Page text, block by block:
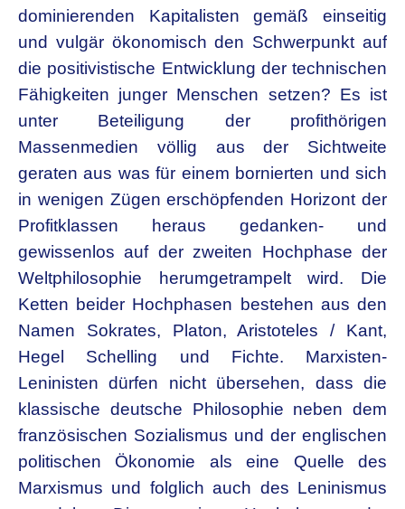
dominierenden Kapitalisten gemäß einseitig
und vulgär ökonomisch den Schwerpunkt auf
die positivistische Entwicklung der technischen
Fähigkeiten junger Menschen setzen? Es ist
unter Beteiligung der profithörigen
Massenmedien völlig aus der Sichtweite
geraten aus was für einem bornierten und sich
in wenigen Zügen erschöpfenden Horizont der
Profitklassen heraus gedanken- und
gewissenlos auf der zweiten Hochphase der
Weltphilosophie herumgetrampelt wird. Die
Ketten beider Hochphasen bestehen aus den
Namen Sokrates, Platon, Aristoteles / Kant,
Hegel Schelling und Fichte. Marxisten-
Leninisten dürfen nicht übersehen, dass die
klassische deutsche Philosophie neben dem
französischen Sozialismus und der englischen
politischen Ökonomie als eine Quelle des
Marxismus und folglich auch des Leninismus